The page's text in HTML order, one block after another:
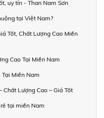
uy tín - Than Nam Sơn
tại Việt Nam?
Tốt, Chất Lượng Cao Miền
Cao Tại Miền Nam
Tại Miền Nam
Chất Lượng Cao – Giá Tốt
tại miền Nam